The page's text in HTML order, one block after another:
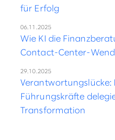
für Erfolg
06.11.2025
Wie KI die
Contact-Center-
29.10.2025
Verantwortungslücke:
Führungskräfte
Transformation